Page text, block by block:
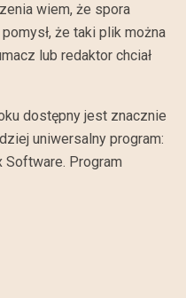
wiem, że spora
że taki plik można
lub redaktor chciał
dostępny jest znacznie
uniwersalny program:
Software. Program